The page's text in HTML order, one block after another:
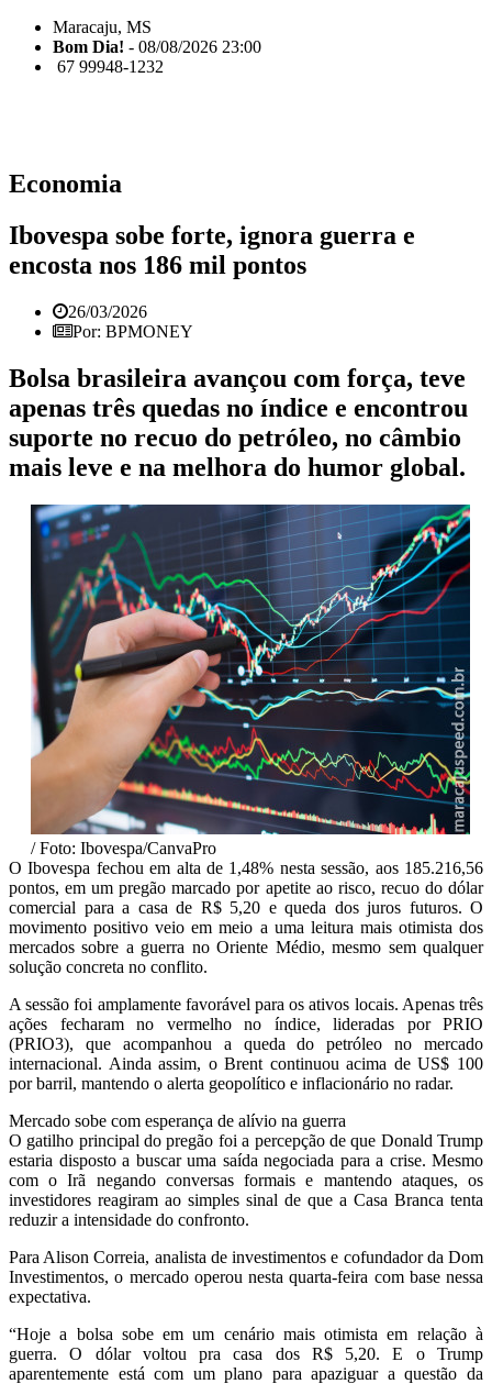
Maracaju, MS
Bom Dia! - 08/08/2026 23:00
67 99948-1232
Economia
Ibovespa sobe forte, ignora guerra e
encosta nos 186 mil pontos
26/03/2026
Por: BPMONEY
Bolsa brasileira avançou com força, teve
apenas três quedas no índice e encontrou
suporte no recuo do petróleo, no câmbio
mais leve e na melhora do humor global.
/ Foto: Ibovespa/CanvaPro
O Ibovespa fechou em alta de 1,48% nesta sessão, aos 185.216,56
pontos, em um pregão marcado por apetite ao risco, recuo do dólar
comercial para a casa de R$ 5,20 e queda dos juros futuros. O
movimento positivo veio em meio a uma leitura mais otimista dos
mercados sobre a guerra no Oriente Médio, mesmo sem qualquer
solução concreta no conflito.
A sessão foi amplamente favorável para os ativos locais. Apenas três
ações fecharam no vermelho no índice, lideradas por PRIO
(PRIO3), que acompanhou a queda do petróleo no mercado
internacional. Ainda assim, o Brent continuou acima de US$ 100
por barril, mantendo o alerta geopolítico e inflacionário no radar.
Mercado sobe com esperança de alívio na guerra
O gatilho principal do pregão foi a percepção de que Donald Trump
estaria disposto a buscar uma saída negociada para a crise. Mesmo
com o Irã negando conversas formais e mantendo ataques, os
investidores reagiram ao simples sinal de que a Casa Branca tenta
reduzir a intensidade do confronto.
Para Alison Correia, analista de investimentos e cofundador da Dom
Investimentos, o mercado operou nesta quarta-feira com base nessa
expectativa.
“Hoje a bolsa sobe em um cenário mais otimista em relação à
guerra. O dólar voltou pra casa dos R$ 5,20. E o Trump
aparentemente está com um plano para apaziguar a questão da